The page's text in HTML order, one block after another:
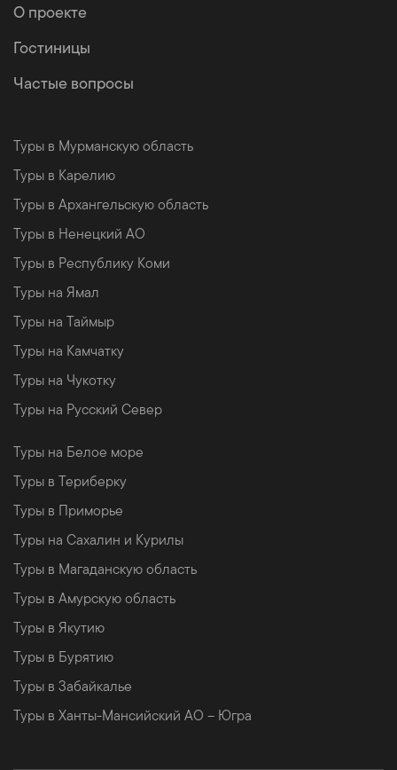
О проекте
Гостиницы
Частые вопросы
Туры в Мурманскую область
Туры в Карелию
Туры в Архангельскую область
Туры в Ненецкий АО
Туры в Республику Коми
Туры на Ямал
Туры на Таймыр
Туры на Камчатку
Туры на Чукотку
Туры на Русский Север
Туры на Белое море
Туры в Териберку
Туры в Приморье
Туры на Сахалин и Курилы
Туры в Магаданскую область
Туры в Амурскую область
Туры в Якутию
Туры в Бурятию
Туры в Забайкалье
Туры в Ханты-Мансийский АО – Югра